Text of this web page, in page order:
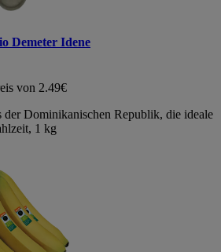
Demeter Idene
von 2.49€
der Dominikanischen Republik, die ideale
1 kg